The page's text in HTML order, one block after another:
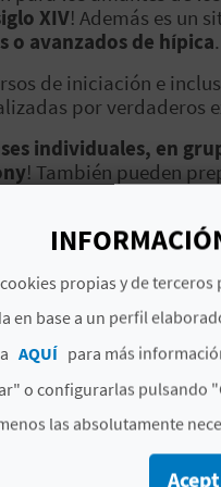
XIV! Además es un
o avanzados de hípica.
de iniciación e
por
individuales, en
! También pueden
, es decir:
de un gran lugar no
su bienestar está
, en
en grandes
propias y de
en base a un perfil
AQUÍ para más
o configurarlas pulsando
las absolutamente